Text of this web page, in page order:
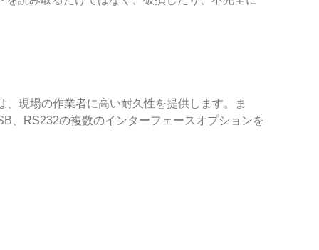
現場の作業者に高い耐久性を提供します。ま
、RS232の複数のインターフェースオプションを